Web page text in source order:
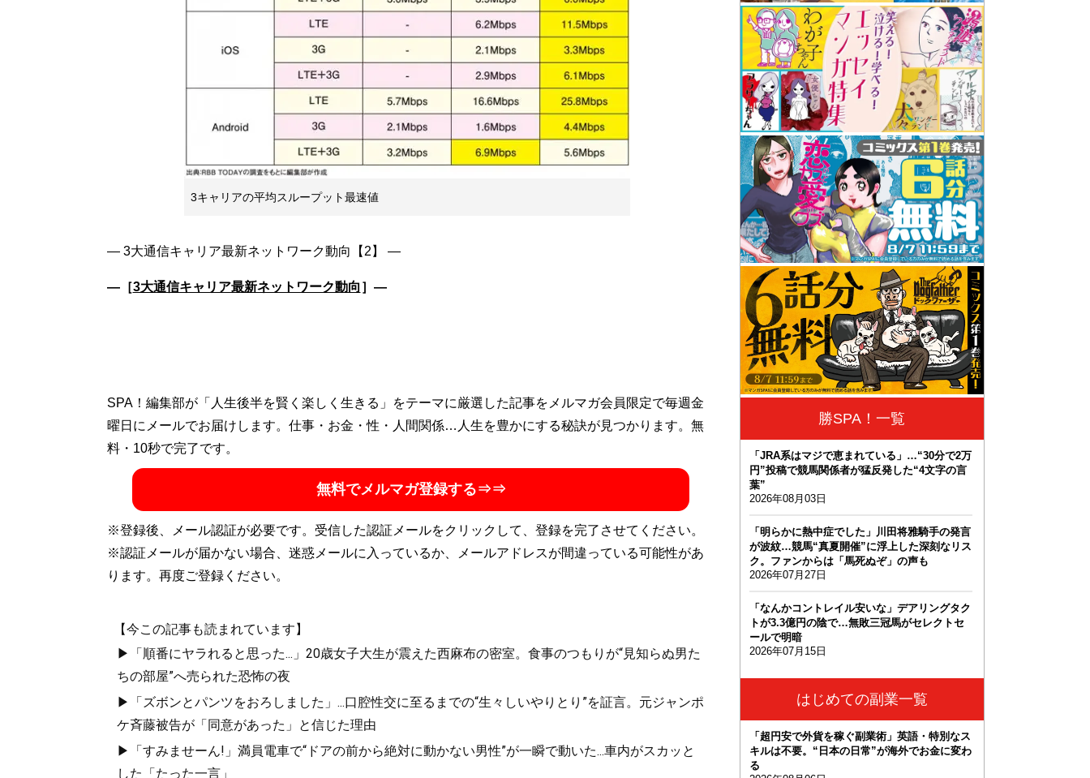
3キャリアの平均スループット最速値
― 3大通信キャリア最新ネットワーク動向【2】 ―
―［3大通信キャリア最新ネットワーク動向 ］―
SPA！編集部が「人生後半を賢く楽しく生きる」をテーマに厳選した記事をメルマガ会員限定で毎週金
曜日にメールでお届けします。仕事・お金・性・人間関係…人生を豊かにする秘訣が見つかります。無
料・10秒で完了です。
無料でメルマガ登録する⇒⇒
※登録後、メール認証が必要です。受信した認証メールをクリックして、登録を完了させてください。
※認証メールが届かない場合、迷惑メールに入っているか、メールアドレスが間違っている可能性があ
ります。再度ご登録ください。
【今この記事も読まれています】
▶「順番にヤラれると思った...」20歳女子大生が震えた西麻布の密室。食事のつもりが“見知らぬ男た
ちの部屋”へ売られた恐怖の夜
▶「ズボンとパンツをおろしました」...口腔性交に至るまでの“生々しいやりとり”を証言。元ジャンポ
ケ斉藤被告が「同意があった」と信じた理由
▶「すみませーん!」満員電車で“ドアの前から絶対に動かない男性”が一瞬で動いた...車内がスカッと
した「たった一言」
勝SPA！一覧
「JRA系はマジで恵まれている」…“30分で2万
円”投稿で競馬関係者が猛反発した“4文字の言
葉”
2026年08月03日
「明らかに熱中症でした」川田将雅騎手の発言
が波紋…競馬“真夏開催”に浮上した深刻なリス
ク。ファンからは「馬死ぬぞ」の声も
2026年07月27日
「なんかコントレイル安いな」デアリングタク
トが3.3億円の陰で…無敗三冠馬がセレクトセ
ールで明暗
2026年07月15日
はじめての副業一覧
「超円安で外貨を稼ぐ副業術」英語・特別なス
キルは不要。“日本の日常”が海外でお金に変わ
る